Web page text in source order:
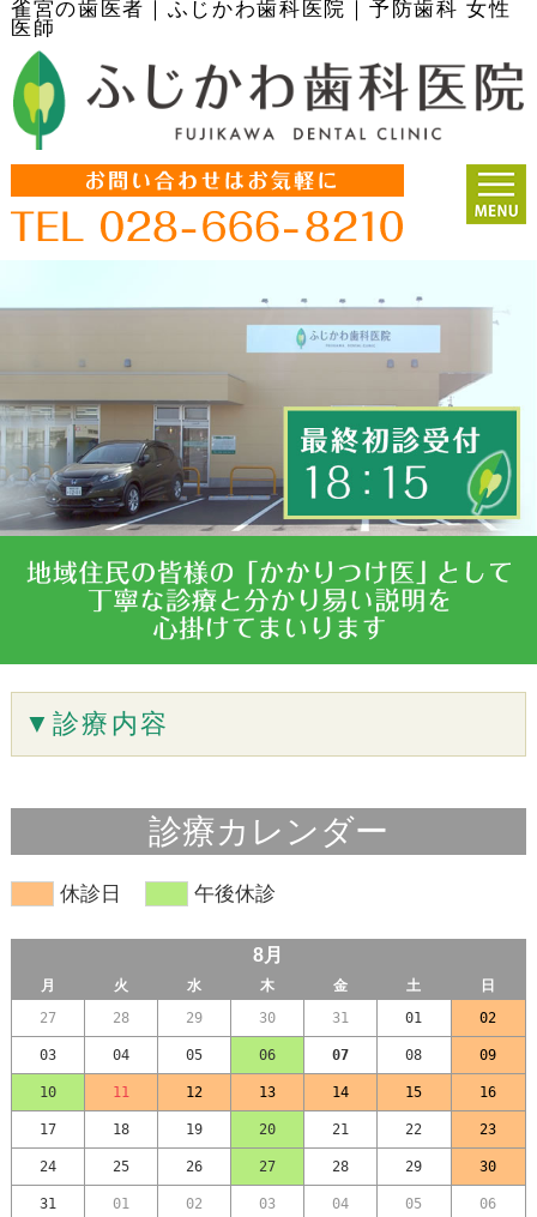
雀宮の歯医者｜ふじかわ歯科医院｜予防歯科 女性
医師
▼診療内容
予防歯科
小児歯科
審美歯科
ホワイトニング
入れ歯
診療カレンダー
休診日 午後休診
8月
月 火 水 木 金 土
日
27
28 29 30 31 01 02
03 04 05 06 07 08 09
10 11 12 13 14 15 16
17 18 19 20 21 22 23
24 25 26 27 28 29 30
31 01 02 03 04 05 06